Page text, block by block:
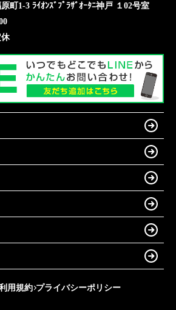
町1-3 ﾗｲｵﾝｽﾞﾌﾟﾗｻﾞｵｰﾀﾆ神戸 １02号室
用規約 プライバシーポリシー